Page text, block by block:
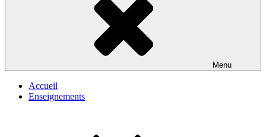
Menu
Accueil
Enseignements